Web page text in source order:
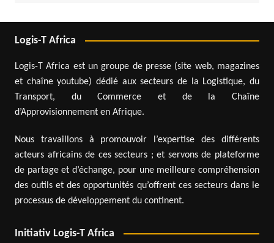
Logis-T Africa
Logis-T Africa est un groupe de presse (site web, magazines
et chaîne youtube) dédié aux secteurs de la Logistique, du
Transport, du Commerce et de la Chaîne
d’Approvisionnement en Afrique.
Nous travaillons à promouvoir l’expertise des différents
acteurs africains de ces secteurs ; et servons de plateforme
de partage et d’échange, pour une meilleure compréhension
des outils et des opportunités qu’offrent ces secteurs dans le
processus de développement du continent.
Initiativ Logis-T Africa